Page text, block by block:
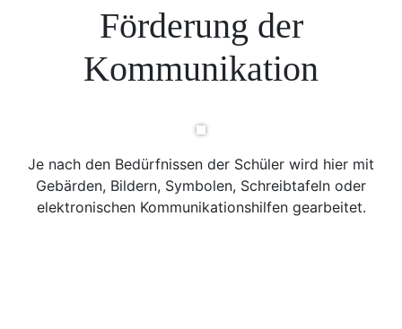
Förderung der
Kommunikation
Je nach den Bedürfnissen der Schüler wird hier mit
Gebärden, Bildern, Symbolen, Schreibtafeln oder
elektronischen Kommunikationshilfen gearbeitet.